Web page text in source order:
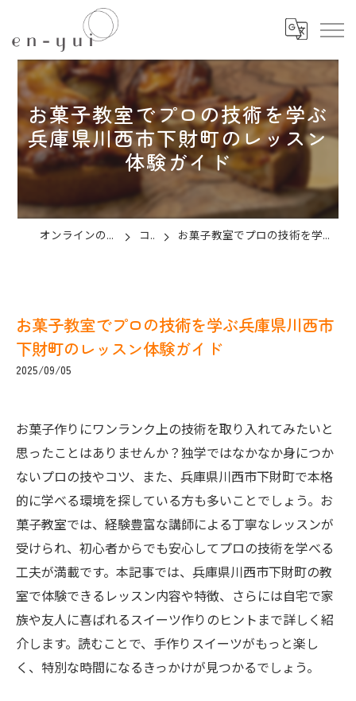
お菓子教室でプロの技術を学ぶ
兵庫県川西市下財町のレッスン
体験ガイド
オンラインのお菓子教室ならen-yui コラム お菓子教室でプロの技術を学ぶ兵庫県川西市下財町のレッスン体験ガイド
お菓子教室でプロの技術を学ぶ兵庫県川西市
下財町のレッスン体験ガイド
2025/09/05
お菓子作りにワンランク上の技術を取り入れてみたいと
思ったことはありませんか？独学ではなかなか身につか
ないプロの技やコツ、また、兵庫県川西市下財町で本格
的に学べる環境を探している方も多いことでしょう。お
菓子教室では、経験豊富な講師による丁寧なレッスンが
受けられ、初心者からでも安心してプロの技術を学べる
工夫が満載です。本記事では、兵庫県川西市下財町の教
室で体験できるレッスン内容や特徴、さらには自宅で家
族や友人に喜ばれるスイーツ作りのヒントまで詳しく紹
介します。読むことで、手作りスイーツがもっと楽し
く、特別な時間になるきっかけが見つかるでしょう。